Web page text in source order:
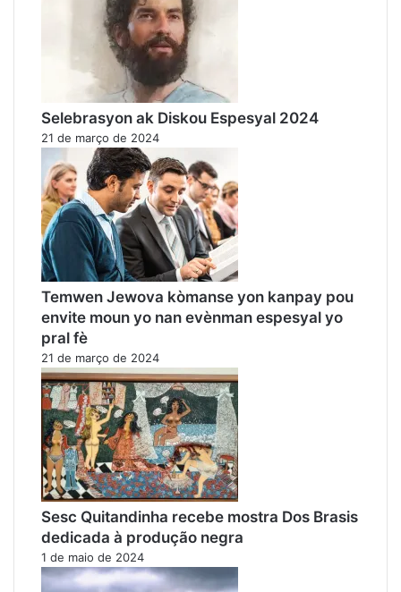
Selebrasyon ak Diskou Espesyal 2024
21 de março de 2024
Temwen Jewova kòmanse yon kanpay pou
envite moun yo nan evènman espesyal yo
pral fè
21 de março de 2024
Sesc Quitandinha recebe mostra Dos Brasis
dedicada à produção negra
1 de maio de 2024